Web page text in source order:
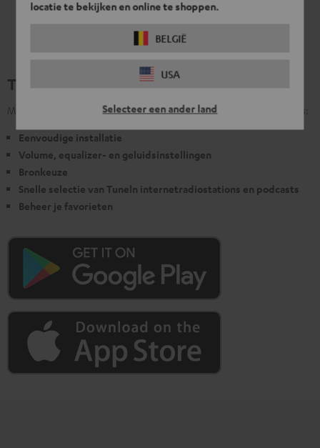
locatie te bekijken en online te shoppen.
BELGIË
USA
Selecteer een ander land
Teufel Home
Met de gratis Teufel Home app profiteer je van de volgende functies:
Eenvoudige installatie
Volume, equalizer- en geluidsinstellingen
Bronkeuze
Snelle selectie van Tuneln internetradiostations en podcasts
Beheer je favorieten